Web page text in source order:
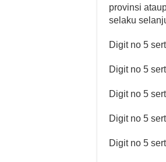
provinsi
selaku
Digit no 5
Digit no 5
Digit no 5
Digit no 5
Digit no 5